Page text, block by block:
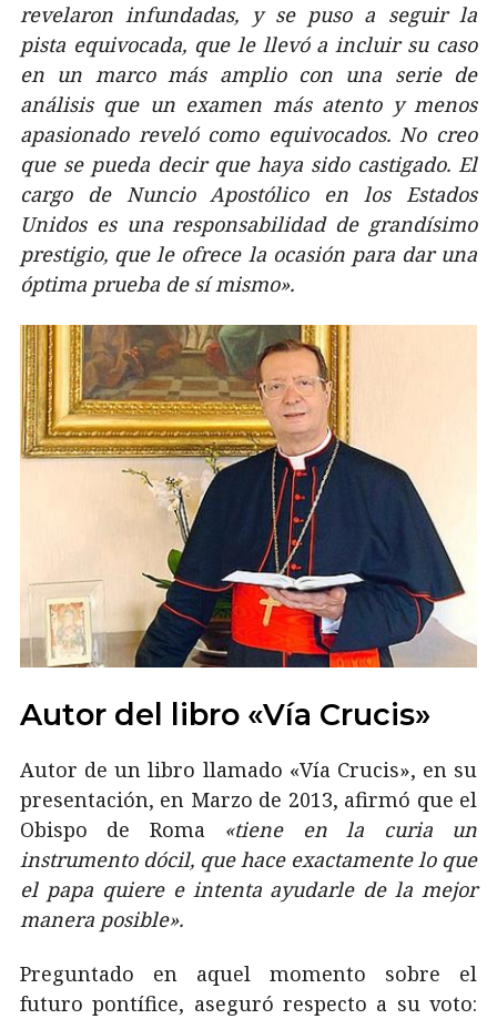
revelaron infundadas, y se puso a seguir la
pista equivocada, que le llevó a incluir su caso
en un marco más amplio con una serie de
análisis que un examen más atento y menos
apasionado reveló como equivocados. No creo
que se pueda decir que haya sido castigado. El
cargo de Nuncio Apostólico en los Estados
Unidos es una responsabilidad de grandísimo
prestigio, que le ofrece la ocasión para dar una
óptima prueba de sí mismo».
Autor del libro «Vía Crucis»
Autor de un libro llamado «Vía Crucis», en su
presentación, en Marzo de 2013, afirmó que el
Obispo de Roma «tiene en la curia un
instrumento dócil, que hace exactamente lo que
el papa quiere e intenta ayudarle de la mejor
manera posible».
Preguntado en aquel momento sobre el
futuro pontífice, aseguró respecto a su voto: